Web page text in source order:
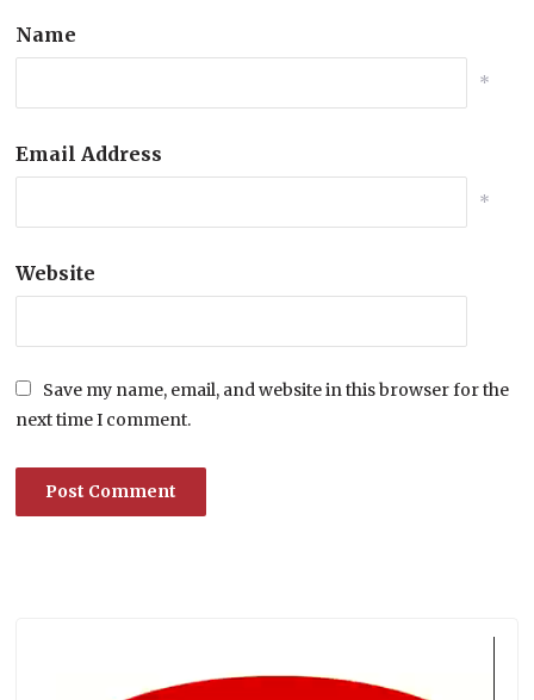
Name
*
Email Address
*
Website
Save my name, email, and website in this browser for the
next time I comment.